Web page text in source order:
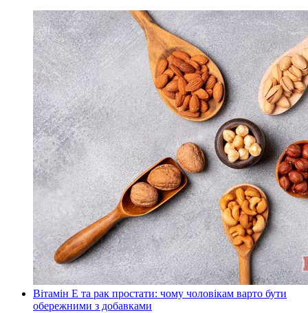
Вітамін Е та рак простати: чому чоловікам варто бути
обережними з добавками